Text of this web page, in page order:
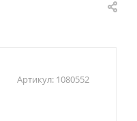
Артикул: 1080552